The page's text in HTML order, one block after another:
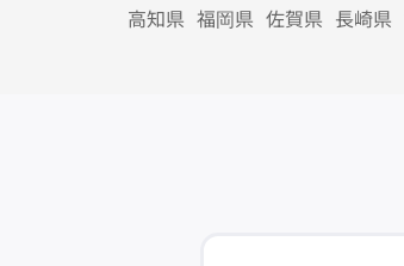
高知県 福岡県 佐賀県 長崎県